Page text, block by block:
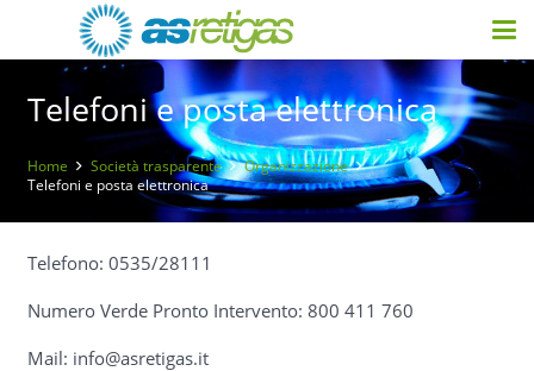
Telefoni e posta elettronica
Home Società trasparente
Organizzazione
Telefoni e posta elettronica
Telefono: 0535/28111
Numero Verde Pronto Intervento: 800 411 760
Mail: info@asretigas.it